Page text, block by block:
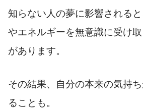
知らない人の夢に影響される
やエネルギーを無意識に受け
があります。
その結果、自分の本来の気持
ることも。